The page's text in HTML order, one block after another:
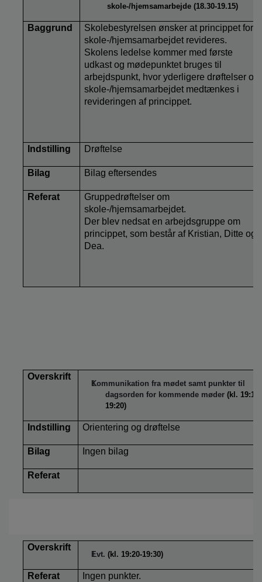
skole-/hjemsamarbejde (18.30-19.15)
Baggrund
Skolebestyrelsen ønsker at princippet for
skole-/hjemsamarbejdet revideres.
Skolens ledelse kommer med første
udkast og mødepunktet bruges til
arbejdspunkt, hvor yderligere drøftelser om
skole-/hjemsamarbejdet medtænkes i
revideringen af princippet.
Indstilling Drøftelse
Bilag Bilag eftersendes
Referat
Gruppedrøftelser om
skole-/hjemsamarbejdet.
Der blev nedsat en arbejdsgruppe om
princippet, som består af Kristian, Ditte og
Dea.
Overskrift
Kommunikation fra mødet samt punkter til
dagsorden for kommende møder(kl. 19:15-
19:20)
Indstilling Orientering og drøftelse
Bilag Ingen bilag
Referat
Overskrift
Evt.(kl. 19:20-19:30)
Referat Ingen punkter.